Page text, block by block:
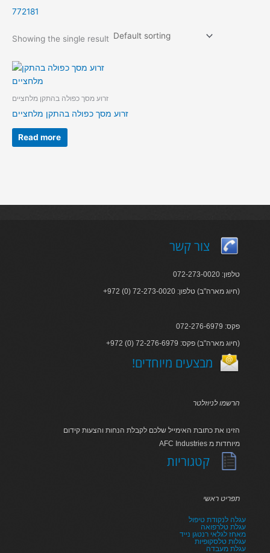
772181
Showing the single result
זרוע מסך כפולה בהתקן מלחציים
זרוע מסך כפולה בהתקן מלחציים
Read more
צור קשר
טלפון: 072-273-0020
+972 (0) 72-273-0020 :חיוג מארה"ב) טלפון)
פקס: 072-276-6979
+972 (0) 72-276-6979 :חיוג מארה"ב) פקס)
!מבצעים מיוחדים
הרשמו לניוזלטר
הזינו את כתובת האימייל שלכם לקבלת הנחות והצעות קידום
AFC Industries מיוחדות מ
קטגוריות
תפריט ראשי
עגלה לנקודת טיפול
עגלת טלרפואה
מאחז לגלאי רנטגן נייד
עגלות טלסקופיות
עגלת מעבדה